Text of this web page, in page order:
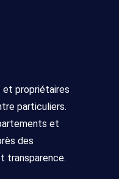
et propriétaires
particuliers.
et
des
transparence.